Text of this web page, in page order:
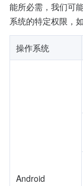
能所必需，我们可
系统的特定权限，
操作系统
Android